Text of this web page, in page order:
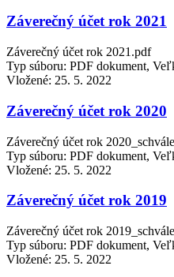
Záverečný účet rok 2021
Záverečný účet rok 2021.pdf
Typ súboru: PDF dokument,
Vložené: 25. 5. 2022
Záverečný účet rok 2020
Záverečný účet rok
Typ súboru: PDF dokument,
Vložené: 25. 5. 2022
Záverečný účet rok 2019
Záverečný účet rok
Typ súboru: PDF dokument,
Vložené: 25. 5. 2022